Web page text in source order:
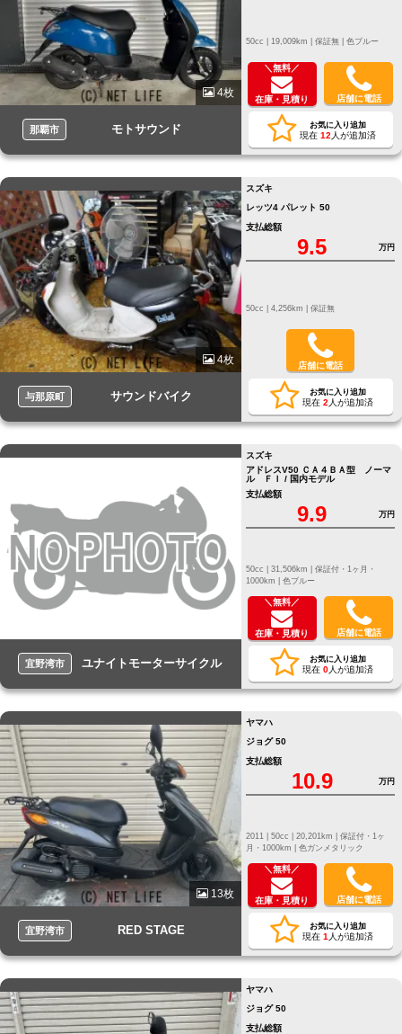
4枚
那覇市 モトサウンド
50cc | 19,009km | 保証無 | 色ブルー
＼無料／
在庫・見積り 店舗に電話
お気に入り追加
現在 12 人が追加済
4枚
与那原町 サウンドバイク
スズキ
レッツ4 パレット 50
支払総額
9.5 万円
50cc | 4,256km | 保証無
店舗に電話
お気に入り追加
現在 2 人が追加済
宜野湾市 ユナイトモーターサイクル
スズキ
アドレスV50 ＣＡ４ＢＡ型 ノーマ
ル ＦＩ / 国内モデル
支払総額
9.9 万円
保証付・1ヶ月・
1000km | 色ブルー
＼無料／
在庫・見積り 店舗に電話
お気に入り追加
現在 0人が追加済
13枚
宜野湾市 RED STAGE
ヤマハ
ジョグ 50
支払総額
10.9 万円
保証付・1ヶ
月・1000km | 色ガンメタリック
＼無料／
在庫・見積り 店舗に電話
お気に入り追加
現在 1 人が追加済
ヤマハ
ジョグ 50
支払総額